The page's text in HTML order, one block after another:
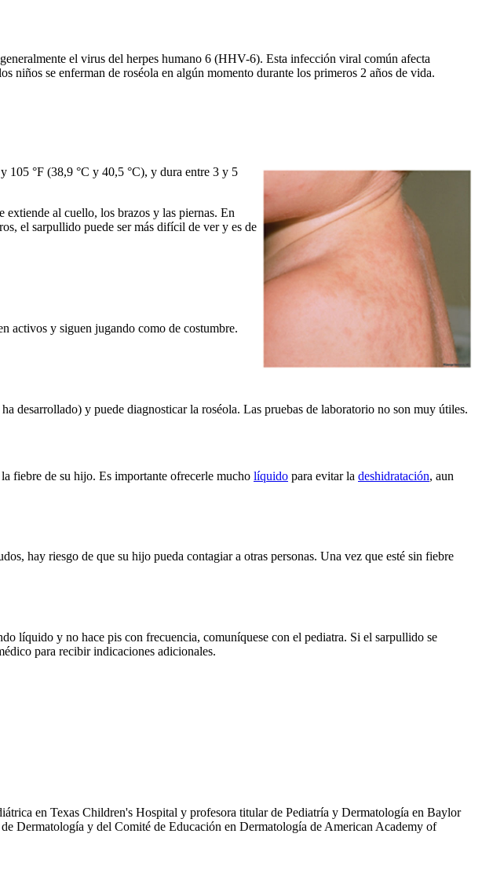
el virus del herpes humano 6 (HHV-6). Esta infección viral común afecta
niños se enferman de roséola en algún momento durante los primeros 2 años de vida.
105 °F (38,9 °C y 40,5 °C), y dura entre 3 y 5
extiende al cuello, los brazos y las piernas. En
el sarpullido puede ser más difícil de ver y es de
activos y siguen jugando como de costumbre.
desarrollado) y puede diagnosticar la roséola. Las pruebas de laboratorio no son muy útiles.
fiebre de su hijo. Es importante ofrecerle mucho líquido para evitar la deshidratación, aun
hay riesgo de que su hijo pueda contagiar a otras personas. Una vez que esté sin fiebre
líquido y no hace pis con frecuencia, comuníquese con el pediatra. Si el sarpullido se
para recibir indicaciones adicionales.
en Texas Children's Hospital y profesora titular de Pediatría y Dermatología en Baylor
Dermatología y del Comité de Educación en Dermatología de American Academy of